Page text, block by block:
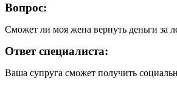
Вопрос:
Сможет ли моя жена вернуть деньги за
Ответ специалиста:
Ваша супруга сможет получить